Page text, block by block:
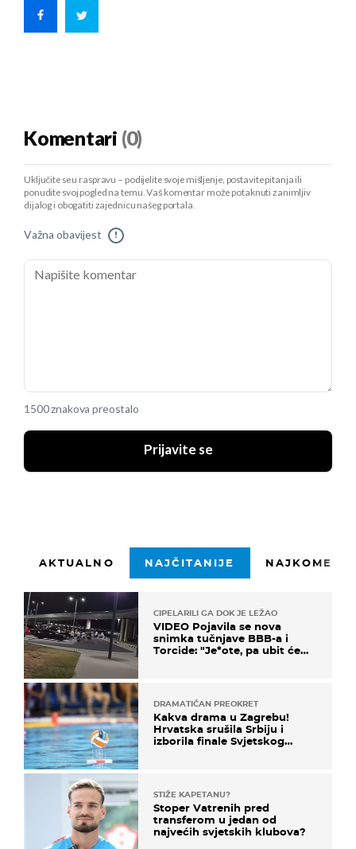
Komentari (0)
Uključite se u raspravu – podijelite svoje mišljenje, postavite pitanja ili
ponudite svoj pogled na temu. Vaš komentar može potaknuti zanimljiv
dijalog i obogatiti zajednicu našeg portala.
Važna obavijest !
1500 znakova preostalo
Prijavite se
AKTUALNO NAJČITANIJE
CIPELARILI GA DOK JE LEŽAO
VIDEO Pojavila se nova
snimka tučnjave BBB-a i
Torcide: "Je*ote, pa ubit će
DRAMATIČAN PREOKRET
Kakva drama u Zagrebu!
Hrvatska srušila Srbiju i
izborila finale Svjetskog
STIŽE KAPETANU?
Stoper Vatrenih pred
transferom u jedan od
najvećih svjetskih klubova?